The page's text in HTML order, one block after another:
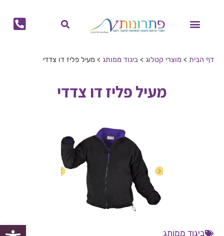
דף הבית > מוצרי קטלוג > ביגוד ממותג > מעיל פליז דו צדדי
מעיל פליז דו צדדי
ביגוד ממותג פתח